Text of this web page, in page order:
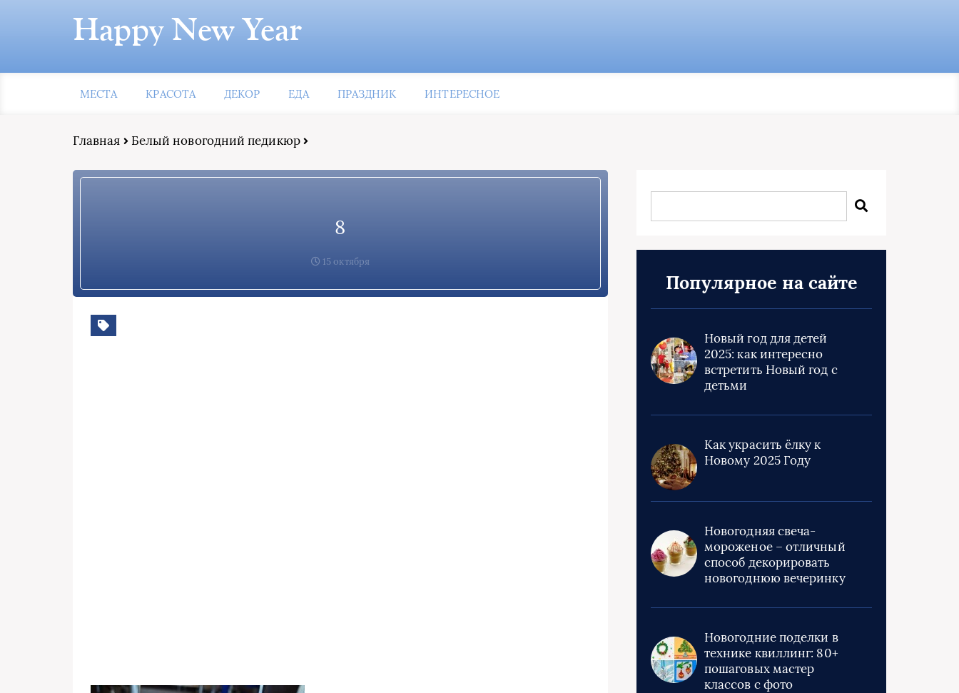
Happy New Year
МЕСТА КРАСОТА ДЕКОР ЕДА ПРАЗДНИК ИНТЕРЕСНОЕ
Главная Белый новогодний педикюр
8
15 октября
Популярное на сайте
Новый год для детей
2025: как интересно
встретить Новый год с
детьми
Как украсить ёлку к
Новому 2025 Году
Новогодняя свеча-
мороженое – отличный
способ декорировать
новогоднюю вечеринку
Новогодние поделки в
технике квиллинг: 80+
пошаговых мастер
классов с фото